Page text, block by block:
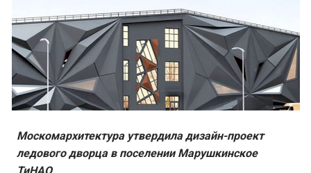
Москомархитектура утвердила дизайн-проект
ледового дворца в поселении Марушкинское
ТиНАО